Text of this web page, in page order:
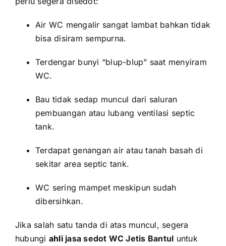
Air WC mengalir sangat lambat bahkan tidak
bisa disiram sempurna.
Terdengar bunyi “blup-blup” saat menyiram
WC.
Bau tidak sedap muncul dari saluran
pembuangan atau lubang ventilasi septic
tank.
Terdapat genangan air atau tanah basah di
sekitar area septic tank.
WC sering mampet meskipun sudah
dibersihkan.
Jika salah satu tanda di atas muncul, segera
hubungi ahlijasa sedot WC Jetis Bantul untuk